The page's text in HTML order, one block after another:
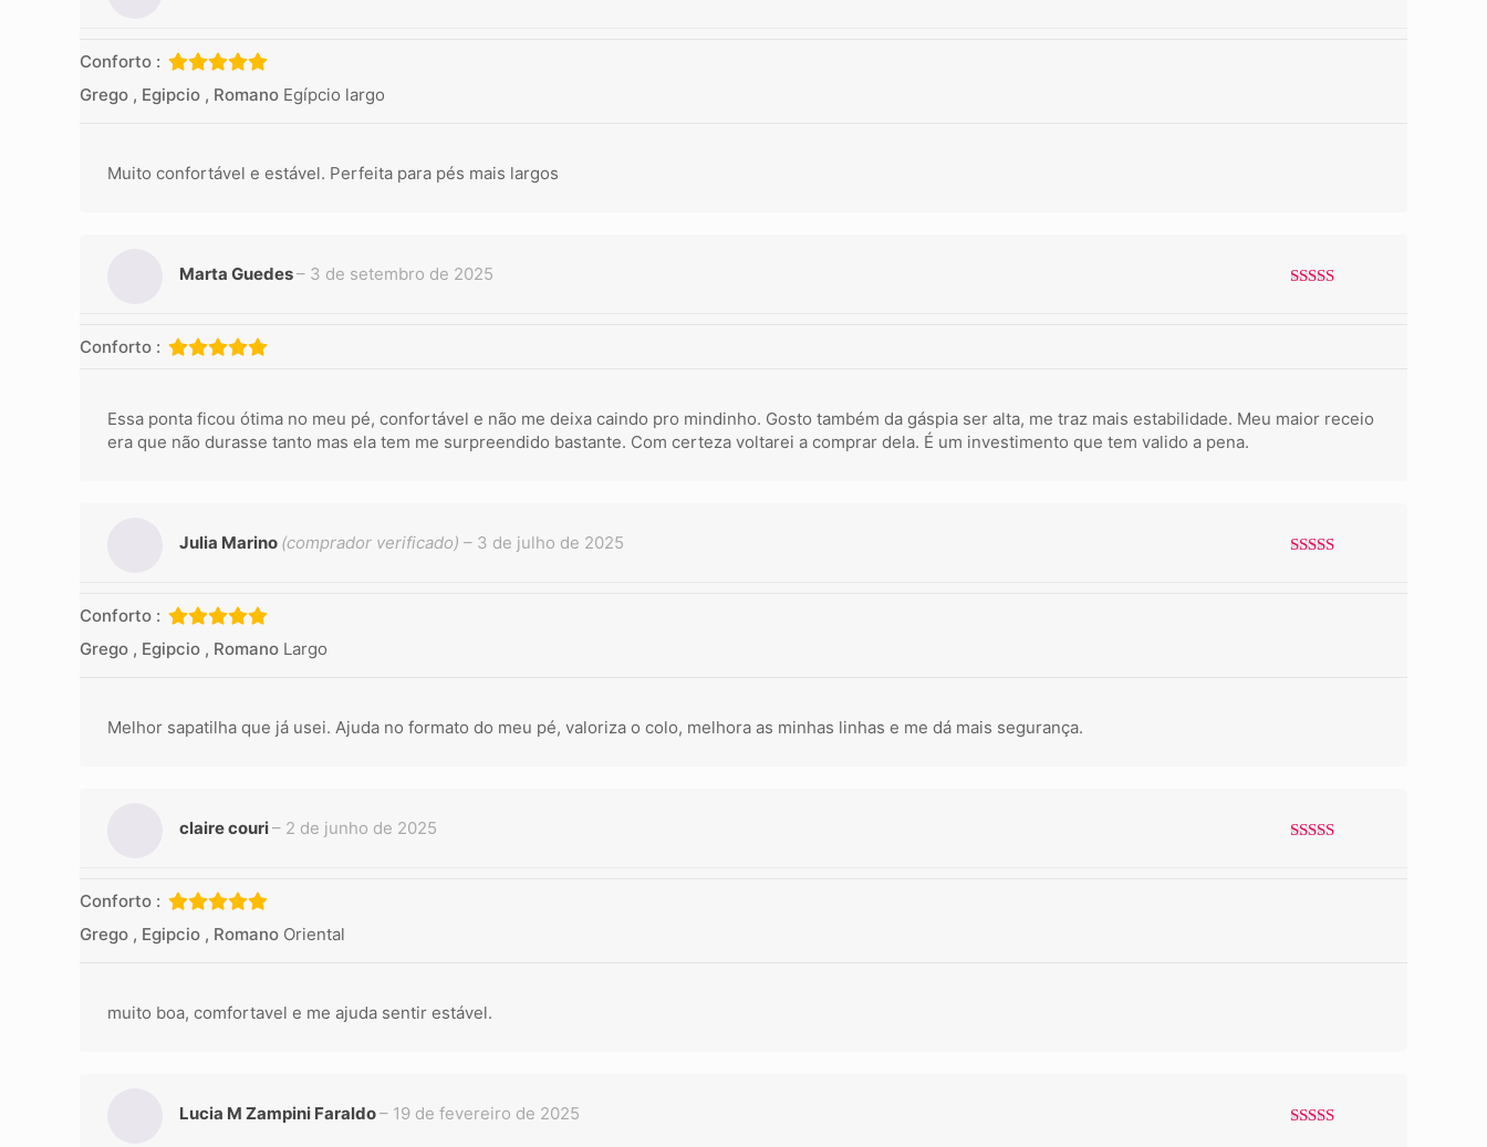
Conforto :
Grego , Egipcio , Romano Egípcio largo
Muito confortável e estável. Perfeita para pés mais largos
Marta Guedes– 3 de setembro de 2025
Conforto :
Essa ponta ficou ótima no meu pé, confortável e não me deixa caindo pro mindinho. Gosto também da gáspia ser alta, me traz mais estabilidade. Meu maior receio
era que não durasse tanto mas ela tem me surpreendido bastante. Com certeza voltarei a comprar dela. É um investimento que tem valido a pena.
Julia Marino (comprador verificado) – 3 de julho de 2025
Conforto :
Grego , Egipcio , Romano Largo
Melhor sapatilha que já usei. Ajuda no formato do meu pé, valoriza o colo, melhora as minhas linhas e me dá mais segurança.
claire couri– 2 de junho de 2025
Conforto :
Grego , Egipcio , Romano Oriental
muito boa, comfortavel e me ajuda sentir estável.
Lucia M Zampini Faraldo– 19 de fevereiro de 2025